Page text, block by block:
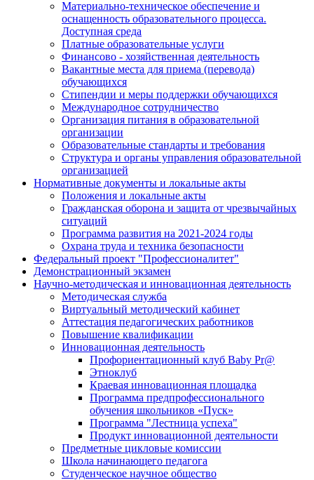
Материально-техническое обеспечение и
оснащенность образовательного процесса.
Доступная среда
Платные образовательные услуги
Финансово - хозяйственная деятельность
Вакантные места для приема (перевода)
обучающихся
Стипендии и меры поддержки обучающихся
Международное сотрудничество
Организация питания в образовательной
организации
Образовательные стандарты и требования
Структура и органы управления образовательной
организацией
Нормативные документы и локальные акты
Положения и локальные акты
Гражданская оборона и защита от чрезвычайных
ситуаций
Программа развития на 2021-2024 годы
Охрана труда и техника безопасности
Федеральный проект "Профессионалитет"
Демонстрационный экзамен
Научно-методическая и инновационная деятельность
Методическая служба
Виртуальный методический кабинет
Аттестация педагогических работников
Повышение квалификации
Инновационная деятельность
Профориентационный клуб Baby Pr@
Этноклуб
Краевая инновационная площадка
Программа предпрофессионального
обучения школьников «Пуск»
Программа "Лестница успеха"
Продукт инновационной деятельности
Предметные цикловые комиссии
Школа начинающего педагога
Студенческое научное общество